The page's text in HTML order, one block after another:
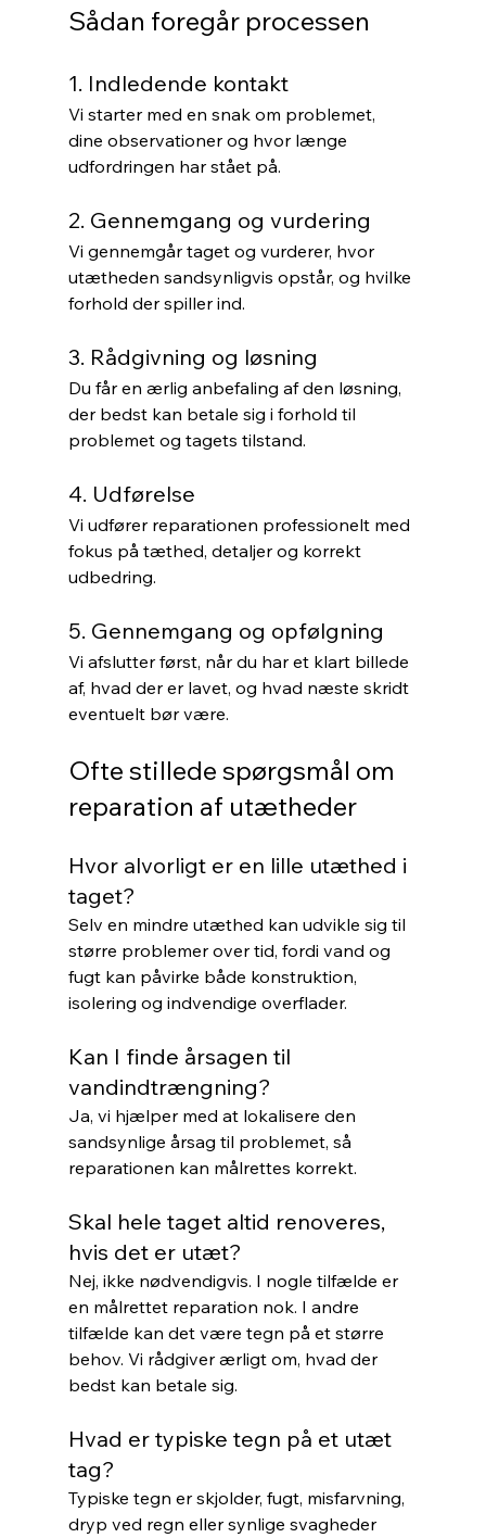
Sådan foregår processen
1. Indledende kontakt
Vi starter med en snak om problemet,
dine observationer og hvor længe
udfordringen har stået på.
2. Gennemgang og vurdering
Vi gennemgår taget og vurderer, hvor
utætheden sandsynligvis opstår, og hvilke
forhold der spiller ind.
3. Rådgivning og løsning
Du får en ærlig anbefaling af den løsning,
der bedst kan betale sig i forhold til
problemet og tagets tilstand.
4. Udførelse
Vi udfører reparationen professionelt med
fokus på tæthed, detaljer og korrekt
udbedring.
5. Gennemgang og opfølgning
Vi afslutter først, når du har et klart billede
af, hvad der er lavet, og hvad næste skridt
eventuelt bør være.
Ofte stillede spørgsmål om
reparation af utætheder
Hvor alvorligt er en lille utæthed i
taget?
Selv en mindre utæthed kan udvikle sig til
større problemer over tid, fordi vand og
fugt kan påvirke både konstruktion,
isolering og indvendige overflader.
Kan I finde årsagen til
vandindtrængning?
Ja, vi hjælper med at lokalisere den
sandsynlige årsag til problemet, så
reparationen kan målrettes korrekt.
Skal hele taget altid renoveres,
hvis det er utæt?
Nej, ikke nødvendigvis. I nogle tilfælde er
en målrettet reparation nok. I andre
tilfælde kan det være tegn på et større
behov. Vi rådgiver ærligt om, hvad der
bedst kan betale sig.
Hvad er typiske tegn på et utæt
tag?
Typiske tegn er skjolder, fugt, misfarvning,
dryp ved regn eller synlige svagheder